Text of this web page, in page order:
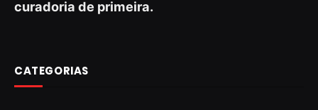
curadoria de primeira.
CATEGORIAS